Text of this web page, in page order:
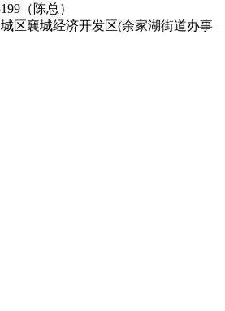
（陈总）
区襄城经济开发区(余家湖街道办事